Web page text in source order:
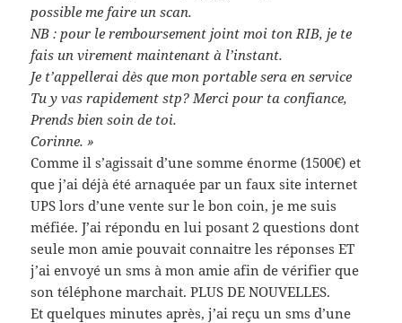
possible me faire un scan.
NB : pour le remboursement joint moi ton RIB, je te
fais un virement maintenant à l’instant.
Je t’appellerai dès que mon portable sera en service
Tu y vas rapidement stp? Merci pour ta confiance,
Prends bien soin de toi.
Corinne. »
Comme il s’agissait d’une somme énorme (1500€) et
que j’ai déjà été arnaquée par un faux site internet
UPS lors d’une vente sur le bon coin, je me suis
méfiée. J’ai répondu en lui posant 2 questions dont
seule mon amie pouvait connaitre les réponses ET
j’ai envoyé un sms à mon amie afin de vérifier que
son téléphone marchait. PLUS DE NOUVELLES.
Et quelques minutes après, j’ai reçu un sms d’une